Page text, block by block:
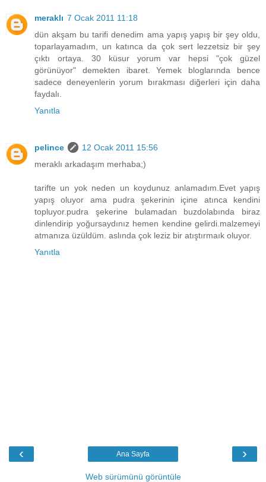
meraklı 7 Ocak 2011 11:18
dün akşam bu tarifi denedim ama yapış yapış bir şey oldu,
toparlayamadım, un katınca da çok sert lezzetsiz bir şey
çıktı ortaya. 30 küsur yorum var hepsi "çok güzel
görünüyor" demekten ibaret. Yemek bloglarında bence
sadece deneyenlerin yorum bırakması diğerleri için daha
faydalı.
Yanıtla
pelince
12 Ocak 2011 15:56
meraklı arkadaşım merhaba;)
tarifte un yok neden un koydunuz anlamadım.Evet yapış
yapış oluyor ama pudra şekerinin içine atınca kendini
topluyor.pudra şekerine bulamadan buzdolabında biraz
dinlendirip yoğursaydınız hemen kendine gelirdi.malzemeyi
atmanıza üzüldüm. aslında çok leziz bir atıştırmaık oluyor.
Yanıtla
‹ ›
Ana Sayfa
Web sürümünü görüntüle